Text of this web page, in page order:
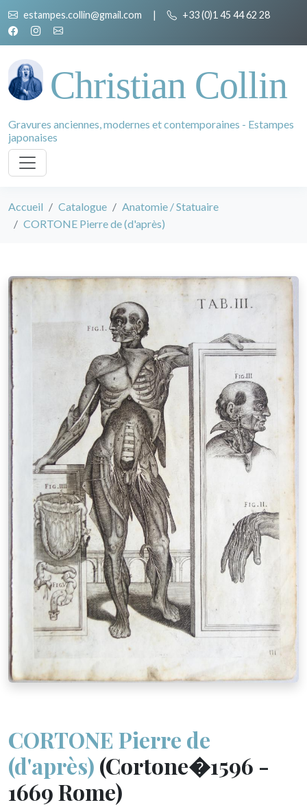
estampes.collin@gmail.com | +33 (0)1 45 44 62 28
Christian Collin
Gravures anciennes, modernes et contemporaines - Estampes
japonaises
Accueil Catalogue
Anatomie / Statuaire
CORTONE Pierre de (d'après)
CORTONE Pierre de
(d'après) (Cortone�1596 -
1669 Rome)